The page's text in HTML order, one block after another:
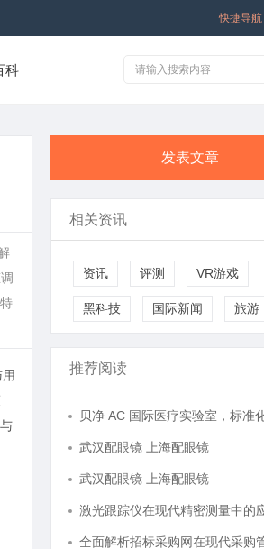
快捷导航
科
发表文章
相关资讯
资讯 评测 VR游戏
黑科技 国际新闻 旅游
推荐阅读
武汉配眼镜 上海配眼镜
武汉配眼镜 上海配眼镜